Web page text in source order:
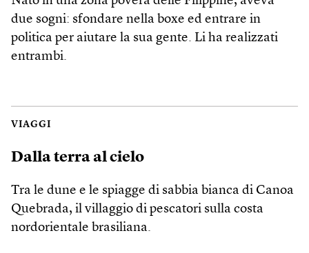
due sogni: sfondare nella boxe ed entrare in
politica per aiutare la sua gente. Li ha realizzati
entrambi.
VIAGGI
Dalla terra al cielo
Tra le dune e le spiagge di sabbia bianca di Canoa
Quebrada, il villaggio di pescatori sulla costa
nordorientale brasiliana.